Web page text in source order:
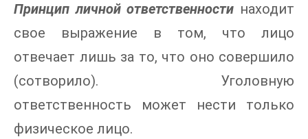
Принцип личной ответственности находит
свое выражение в том, что лицо
отвечает лишь за то, что оно совершило
(сотворило). Уголовную
ответственность может нести только
физическое лицо.